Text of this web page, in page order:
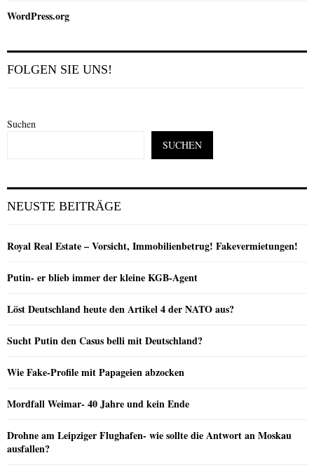
WordPress.org
FOLGEN SIE UNS!
Suchen
SUCHEN
NEUSTE BEITRÄGE
Royal Real Estate – Vorsicht, Immobilienbetrug! Fakevermietungen!
Putin- er blieb immer der kleine KGB-Agent
Löst Deutschland heute den Artikel 4 der NATO aus?
Sucht Putin den Casus belli mit Deutschland?
Wie Fake-Profile mit Papageien abzocken
Mordfall Weimar- 40 Jahre und kein Ende
Drohne am Leipziger Flughafen- wie sollte die Antwort an Moskau
ausfallen?